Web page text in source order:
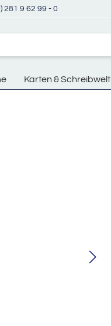
281 9 62 99 - 0
Karten & Schreibwelt